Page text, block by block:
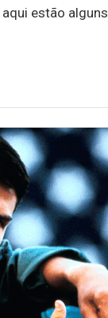
estão alguns